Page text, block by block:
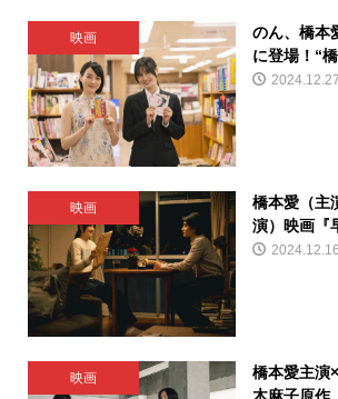
映画
のん、橋本
に登場！“
2024.12.27
映画
橋本愛（主
演）映画『
2024.12.16
映画
橋本愛主演
木麻子原作